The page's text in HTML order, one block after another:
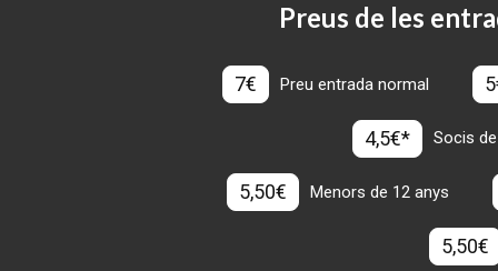
Preus de les
7€ Preu entrada normal
4,5€* Socis
5,50€ Menors de 12 anys
5,50€